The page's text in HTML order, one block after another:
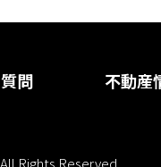
問 不動産
Rights Reserved.